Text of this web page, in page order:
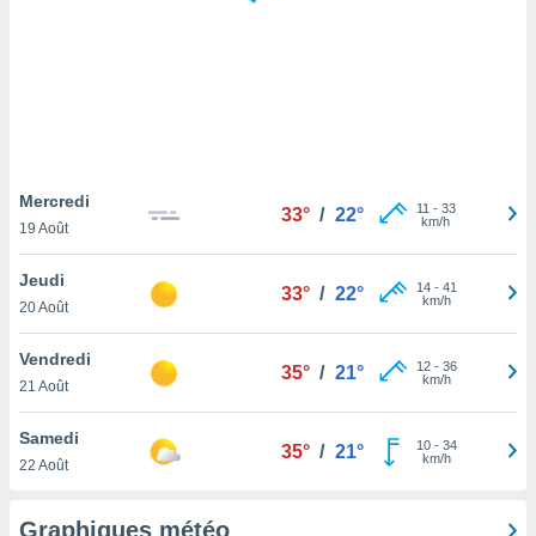
notre
que
et que
Mercredi
19 Août
33° / 22° 11 - 33
km/h
Jeudi
20 Août
33° / 22° 14- 41
km/h
Vendredi
21 Août
35° / 21° 12- 36
km/h
Samedi
22 Août
35° / 21° 10- 34
km/h
Graphiques météo